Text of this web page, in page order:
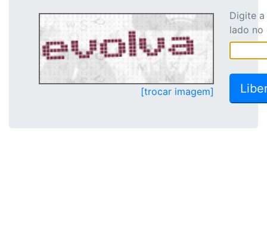
[trocar imagem]
Digite
lado no